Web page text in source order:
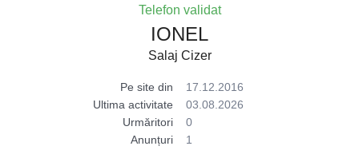
Telefon validat
IONEL
Salaj Cizer
Pe site din
17.12.2016
Ultima activitate
03.08.2026
Urmăritori
0
Anunțuri
1